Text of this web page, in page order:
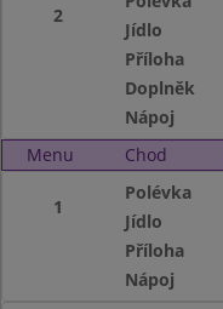
2
Jídlo
Příloha
Doplněk
Nápoj
Menu
Chod
1
Polévka
Jídlo
Příloha
Nápoj